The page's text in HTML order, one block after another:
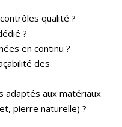
qualité ?
?
en continu ?
des
adaptés aux matériaux
pierre naturelle) ?